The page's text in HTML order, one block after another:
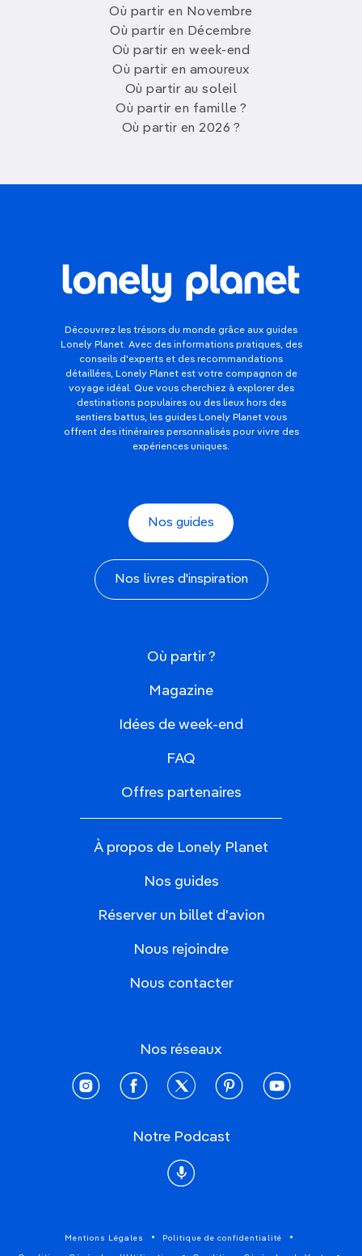
Où partir en Novembre
Où partir en Décembre
Où partir en week-end
Où partir en amoureux
Où partir au soleil
Où partir en famille ?
Où partir en 2026 ?
Découvrez les trésors du monde grâce aux guides
Lonely Planet. Avec des informations pratiques, des
conseils d'experts et des recommandations
détaillées, Lonely Planet est votre compagnon de
voyage idéal. Que vous cherchiez à explorer des
destinations populaires ou des lieux hors des
sentiers battus, les guides Lonely Planet vous
offrent des itinéraires personnalisés pour vivre des
expériences uniques.
Nos guides
Nos livres d'inspiration
Où partir ?
Magazine
Idées de week-end
FAQ
Offres partenaires
À propos de Lonely Planet
Nos guides
Réserver un billet d'avion
Nous rejoindre
Nous contacter
Nos réseaux
instagramfacebooktwitter pinterestyoutube
Notre Podcast
Podcast
Mentions Légales Politique de confidentialité